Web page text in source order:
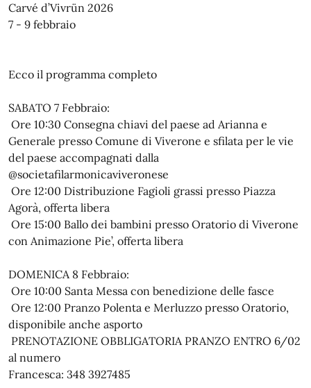
Carvé d’Vivrün 2026
7 - 9 febbraio
Ecco il programma completo
SABATO 7 Febbraio:
Ore 10:30 Consegna chiavi del paese ad Arianna e
Generale presso Comune di Viverone e sfilata per le vie
del paese accompagnati dalla
@societafilarmonicaviveronese
Ore 12:00 Distribuzione Fagioli grassi presso Piazza
Agorà, offerta libera
Ore 15:00 Ballo dei bambini presso Oratorio di Viverone
con Animazione Pie’, offerta libera
DOMENICA 8 Febbraio:
Ore 10:00 Santa Messa con benedizione delle fasce
Ore 12:00 Pranzo Polenta e Merluzzo presso Oratorio,
disponibile anche asporto
PRENOTAZIONE OBBLIGATORIA PRANZO ENTRO 6/02
al numero
Francesca: 348 3927485